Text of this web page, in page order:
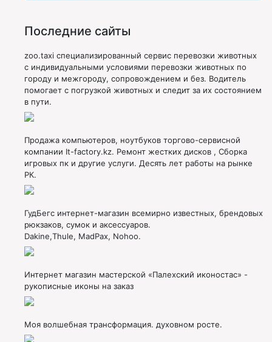
Последние сайты
zoo.taxi специализированный сервис перевозки животных
с индивидуальными условиями перевозки животных по
городу и межгороду, сопровождением и без. Водитель
помогает с погрузкой животных и следит за их состоянием
в пути.
Продажа компьютеров, ноутбуков торгово-сервисной
компании It-factory.kz. Ремонт жестких дисков , Сборка
игровых пк и другие услуги. Десять лет работы на рынке
РК.
ГудБегс интернет-магазин всемирно известных, брендовых
рюкзаков, сумок и аксессуаров.
Dakine,Thule, MadPax, Nohoo.
Интернет магазин мастерской «Палехский иконостас» -
рукописные иконы на заказ
Моя волшебная трансформация. духовном росте.